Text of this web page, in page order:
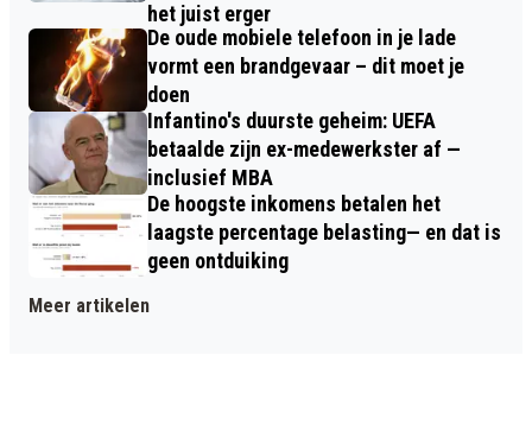
het juist erger
De oude mobiele telefoon in je lade
vormt een brandgevaar – dit moet je
doen
Infantino's duurste geheim: UEFA
betaalde zijn ex-medewerkster af —
inclusief MBA
De hoogste inkomens betalen het
laagste percentage belasting— en dat is
geen ontduiking
Meer artikelen